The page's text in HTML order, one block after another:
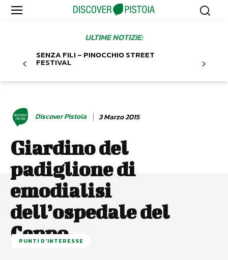
ULTIME NOTIZIE:
SENZA FILI – PINOCCHIO STREET
FESTIVAL
Discover Pistoia 3 Marzo 2015
Giardino del
padiglione di
emodialisi
dell’ospedale del
Ceppo
PUNTI D'INTERESSE